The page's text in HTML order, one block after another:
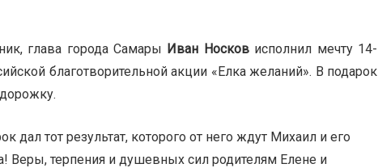
глава города Самары Иван Носков исполнил мечту 14-
благотворительной акции «Елка желаний». В подарок
дал тот результат, которого от него ждут Михаил и его
терпения и душевных сил родителям Елене и